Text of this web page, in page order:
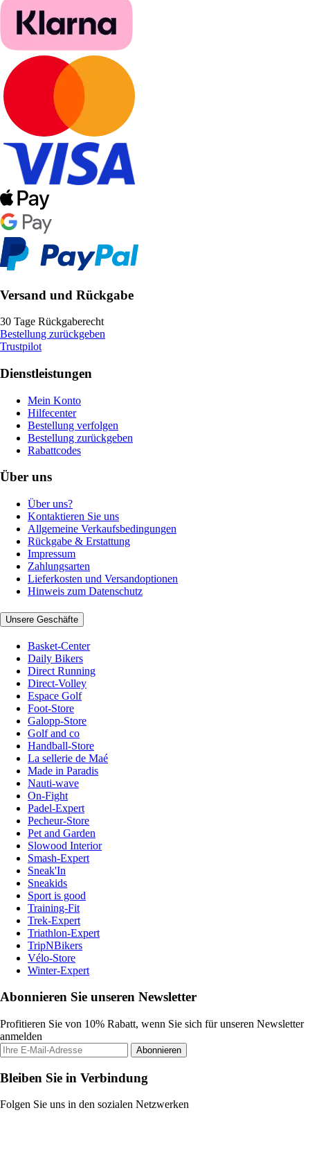
Versand und Rückgabe
30 Tage Rückgaberecht
Bestellung zurückgeben
Trustpilot
Dienstleistungen
Mein Konto
Hilfecenter
Bestellung verfolgen
Bestellung zurückgeben
Rabattcodes
Über uns
Über uns?
Kontaktieren Sie uns
Allgemeine Verkaufsbedingungen
Rückgabe & Erstattung
Impressum
Zahlungsarten
Lieferkosten und Versandoptionen
Hinweis zum Datenschutz
Unsere Geschäfte
Basket-Center
Daily Bikers
Direct Running
Direct-Volley
Espace Golf
Foot-Store
Galopp-Store
Golf and co
Handball-Store
La sellerie de Maé
Made in Paradis
Nauti-wave
On-Fight
Padel-Expert
Pecheur-Store
Pet and Garden
Slowood Interior
Smash-Expert
Sneak'In
Sneakids
Sport is good
Training-Fit
Trek-Expert
Triathlon-Expert
TripNBikers
Vélo-Store
Winter-Expert
Abonnieren Sie unseren Newsletter
Profitieren Sie von 10% Rabatt, wenn Sie sich für unseren Newsletter
anmelden
Abonnieren
Bleiben Sie in Verbindung
Folgen Sie uns in den sozialen Netzwerken